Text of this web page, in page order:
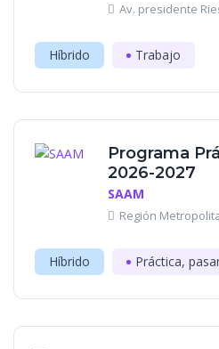
Av. presidente
Híbrido Trabajo
Programa
2026-2027
SAAM
Región
Híbrido Práctica,